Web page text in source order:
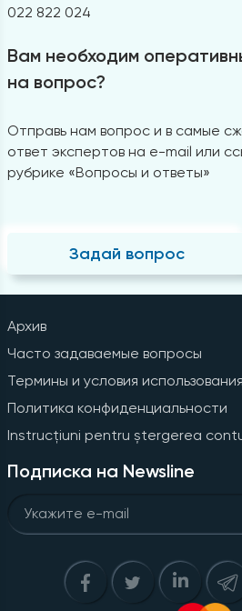
022 822 024
Вам необходим
на вопрос?
Отправь нам вопрос и в самые
ответ экспертов на e-mail или
рубрике «Вопросы и ответы»
Задай вопрос
Архив
Часто задаваемые вопросы
Термины и условия
Политика конфиденциальности
Instrucțiuni pentru ștergerea
Подписка на Newsline